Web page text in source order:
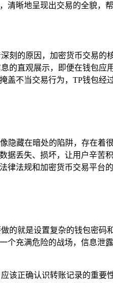
晰地呈现出交易的全貌，
刻的原因，加密货币交易的
的直观展示，即便在钱包应
不当交易行为，TP钱包经
隐藏在暗处的陷阱，存在着
丢失、损坏，让用户辛苦
法规和加密货币交易平台
就是设置复杂的钱包密码
充满危险的战场，信息泄
正确认识转账记录的重要